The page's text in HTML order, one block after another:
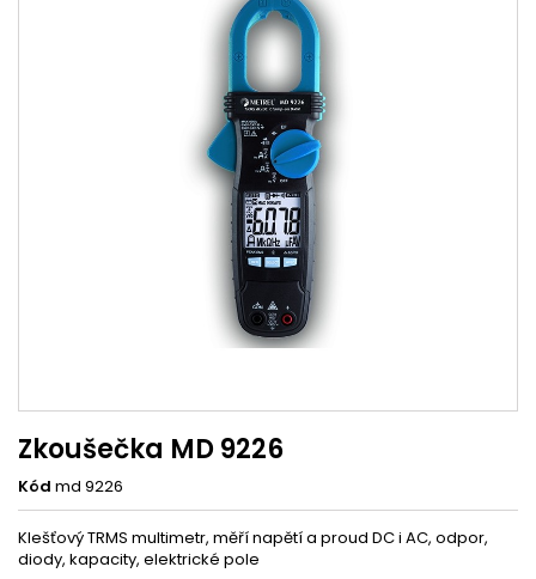
Zkoušečka MD 9226
Kód md 9226
Klešťový TRMS multimetr, měří napětí a proud DC i AC, odpor,
diody, kapacity, elektrické pole